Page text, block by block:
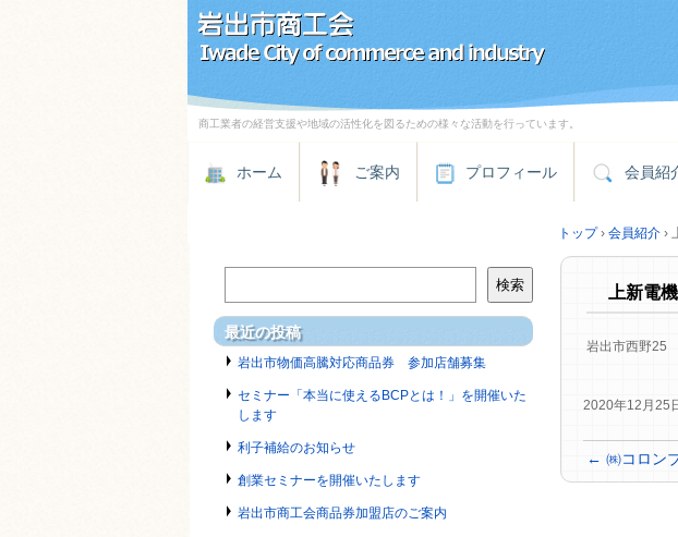
商工業者の経営支援や地域の活性化を図るための様々な活動を行っています。
ホーム ご案内 プロフィール 会員紹
トップ › 会員紹介 ›
上新電
岩出市西野25
2020年12月25
← ㈱コロン
検索
最近の投稿
岩出市物価高騰対応商品券 参加店舗募集
セミナー「本当に使えるBCPとは！」を開催いた
します
利子補給のお知らせ
創業セミナーを開催いたします
岩出市商工会商品券加盟店のご案内